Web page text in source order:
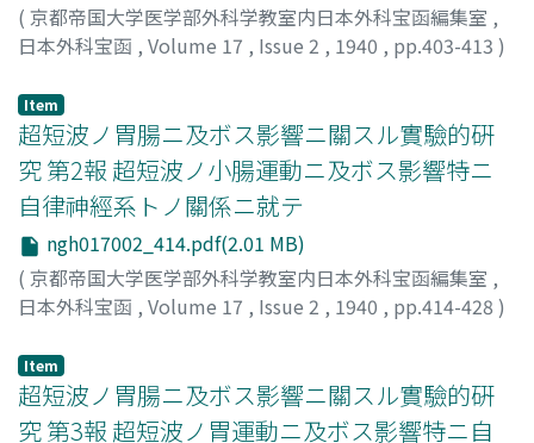
( 京都帝国大学医学部外科学教室内日本外科宝函編集室 ,
日本外科宝函 , Volume 17 , Issue 2 , 1940 , pp.403-413 )
Item
超短波ノ胃腸ニ及ボス影響ニ關スル實驗的硏
究 第2報 超短波ノ小腸運動ニ及ボス影響特ニ
自律神經系トノ關係ニ就テ
ngh017002_414.pdf(2.01 MB)
( 京都帝国大学医学部外科学教室内日本外科宝函編集室 ,
日本外科宝函 , Volume 17 , Issue 2 , 1940 , pp.414-428 )
Item
超短波ノ胃腸ニ及ボス影響ニ關スル實驗的硏
究 第3報 超短波ノ胃運動ニ及ボス影響特ニ自